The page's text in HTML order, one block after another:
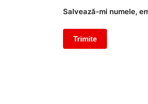
Salvează-mi numele,